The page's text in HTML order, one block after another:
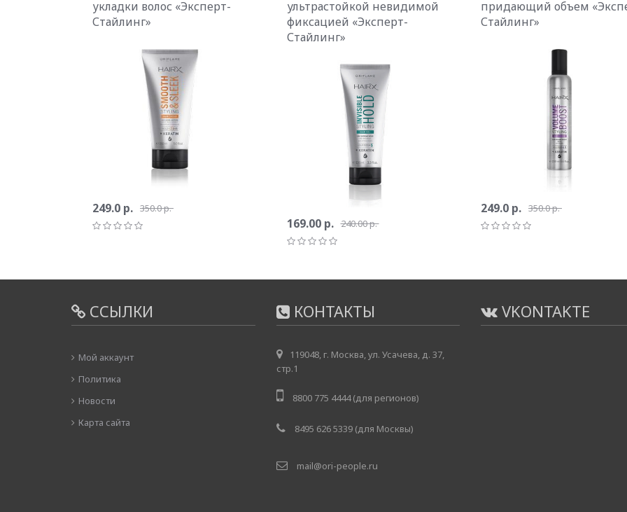
укладки волос «Эксперт-
Стайлинг»
249.0 р. 350.0 р.
ультрастойкой невидимой
фиксацией «Эксперт-
Стайлинг»
169.00 р. 240.00 р.
придающий объем
Стайлинг»
249.0 р. 350.0 р.
ССЫЛКИ
Мой аккаунт
Политика
Новости
Карта сайта
КОНТАКТЫ
119048, г. Москва, ул. Усачева, д. 37,
стр.1
8800 775 4444 (для регионов)
8495 626 5339 (для Москвы)
mail@ori-people.ru
VKONTAKTE